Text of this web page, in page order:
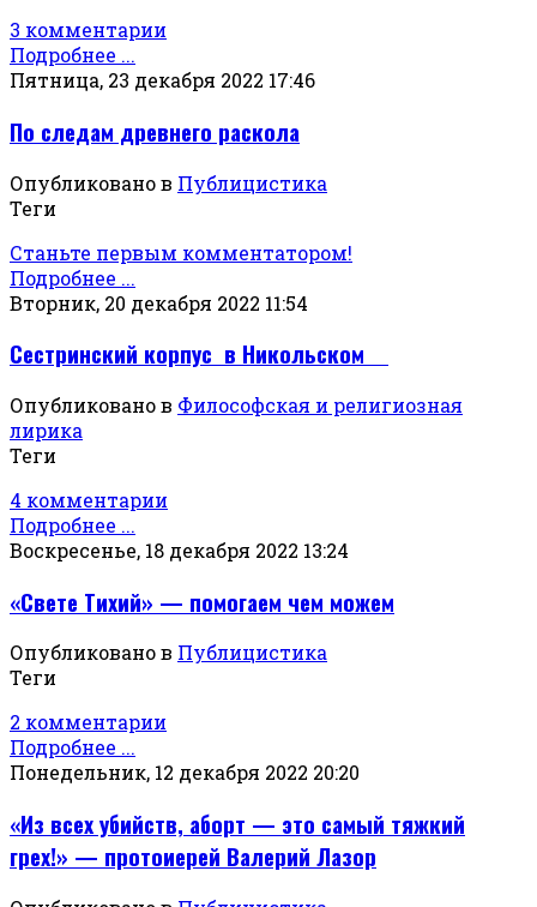
3 комментарии
Подробнее ...
Пятница, 23 декабря 2022 17:46
По следам древнего раскола
Опубликовано в Публицистика
Теги
Станьте первым комментатором!
Подробнее ...
Вторник, 20 декабря 2022 11:54
Сестринский корпус в Никольском
Опубликовано в Философская и религиозная
лирика
Теги
4 комментарии
Подробнее ...
Воскресенье, 18 декабря 2022 13:24
«Свете Тихий» — помогаем чем можем
Опубликовано в Публицистика
Теги
2 комментарии
Подробнее ...
Понедельник, 12 декабря 2022 20:20
«Из всех убийств, аборт — это самый тяжкий
грех!» — протоиерей Валерий Лазор